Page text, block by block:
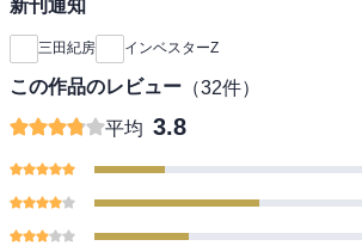
新刊通知
三田紀房 インベスターZ
この作品のレビュー （32件）
平均 3.8